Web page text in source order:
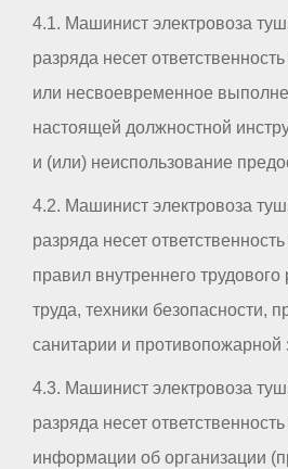
4.1. Машинист электровоза
разряда несет
или несвоевременное
настоящей должностной
и (или) неиспользование
4.2. Машинист электровоза
разряда несет
правил внутреннего
труда, техники безопасности,
санитарии и противопожарной
4.3. Машинист электровоза
разряда несет
информации об организации